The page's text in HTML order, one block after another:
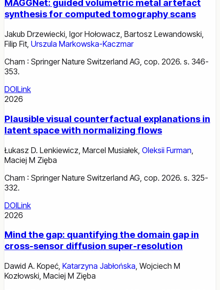
MAGGNet: guided volumetric metal artefact
synthesis for computed tomography scans
Jakub Drzewiecki, Igor Hołowacz, Bartosz Lewandowski,
Filip Fit, Urszula Markowska-Kaczmar
Cham : Springer Nature Switzerland AG, cop. 2026. s. 346-
353.
DOILink
2026
Plausible visual counterfactual explanations in
latent space with normalizing flows
Łukasz D. Lenkiewicz Marcel Musiałek Oleksii Furman
Maciej M Zięba
Cham : Springer Nature Switzerland AG, cop. 2026. s. 325-
332.
DOILink
2026
Mind the gap: quantifying the domain gap in
cross-sensor diffusion super-resolution
Dawid A. Kopeć Katarzyna Jabłońska Wojciech M
Kozłowski Maciej M Zięba